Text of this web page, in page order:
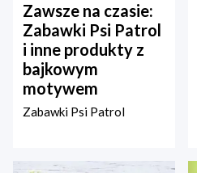
Zawsze na czasie:
Zabawki Psi Patrol
i inne produkty z
bajkowym
motywem
Zabawki Psi Patrol